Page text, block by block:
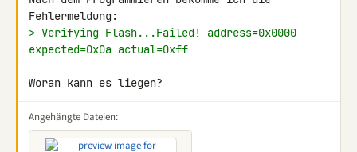
> Verifying Flash...Failed! address=0x0000
expected=0x0a actual=0xff
Woran kann es liegen?
Angehängte Dateien: